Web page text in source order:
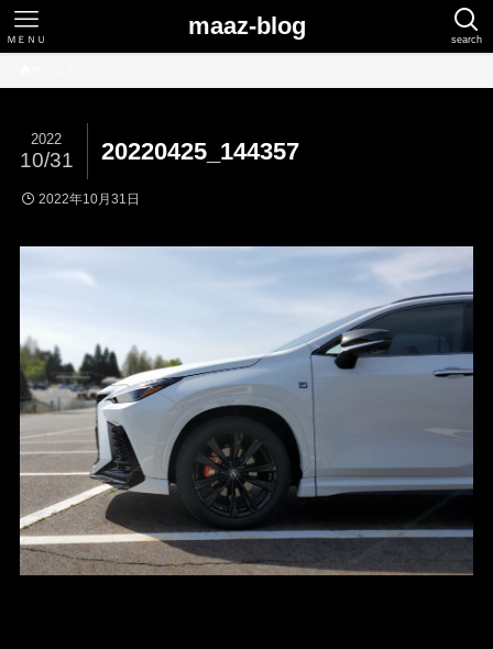
maaz-blog search
ＭＥＮＵ
20220425_144357
2022
10/31
2022年10月31日